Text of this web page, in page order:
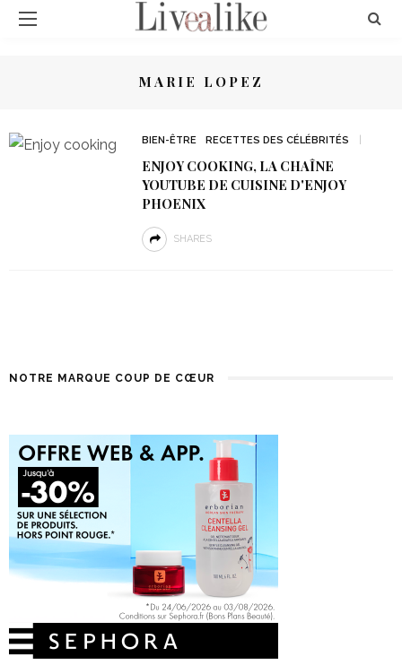
MARIE LOPEZ
BIEN-ÊTRE RECETTES DES CÉLÉBRITÉS
ENJOY COOKING, LA CHAÎNE
YOUTUBE DE CUISINE D'ENJOY
PHOENIX
SHARES
NOTRE MARQUE COUP DE CŒUR